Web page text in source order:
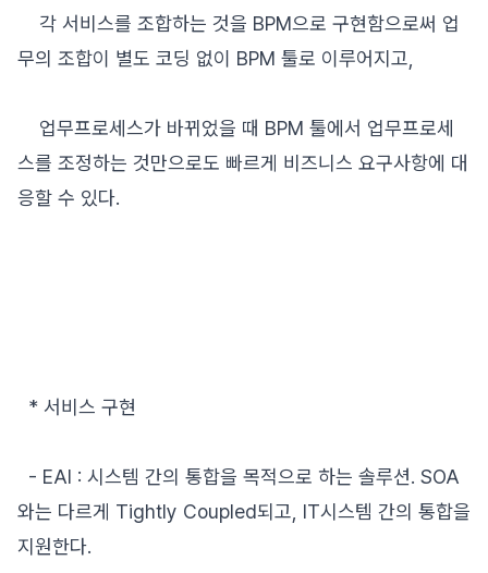
각 서비스를 조합하는 것을 BPM으로 구현함으로써 업
무의 조합이 별도 코딩 없이 BPM 툴로 이루어지고,
업무프로세스가 바뀌었을 때 BPM 툴에서 업무프로세
스를 조정하는 것만으로도 빠르게 비즈니스 요구사항에 대
응할 수 있다.
* 서비스 구현
- EAI : 시스템 간의 통합을 목적으로 하는 솔루션. SOA
와는 다르게 Tightly Coupled되고, IT시스템 간의 통합을
지원한다.